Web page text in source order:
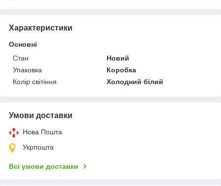
Характеристики
Основні
Стан
Новий
Упаковка
Коробка
Колір світіння
Холодний білий
Умови доставки
Нова Пошта
Укрпошта
Всі умови доставки